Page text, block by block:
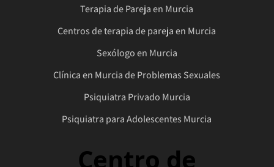
Terapia de Pareja en Murcia
Centros de terapia de pareja en Murcia
Sexólogo en Murcia
Clínica en Murcia de Problemas Sexuales
Psiquiatra Privado Murcia
Psiquiatra para Adolescentes Murcia
Centro de